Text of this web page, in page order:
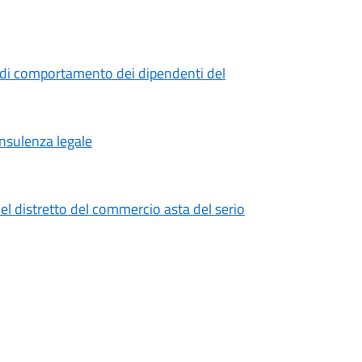
comportamento dei dipendenti del
legale
distretto del commercio asta del serio